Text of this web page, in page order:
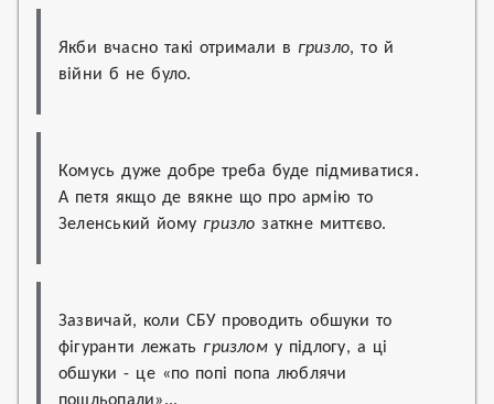
Якби вчасно такі отримали в гризло, то й
війни б не було.
Комусь дуже добре треба буде підмиватися.
А петя якщо де вякне що про армію то
Зеленський йому гризло заткне миттєво.
Зазвичай, коли СБУ проводить обшуки то
фігуранти лежать гризлом у підлогу, а ці
обшуки - це «по попі попа люблячи